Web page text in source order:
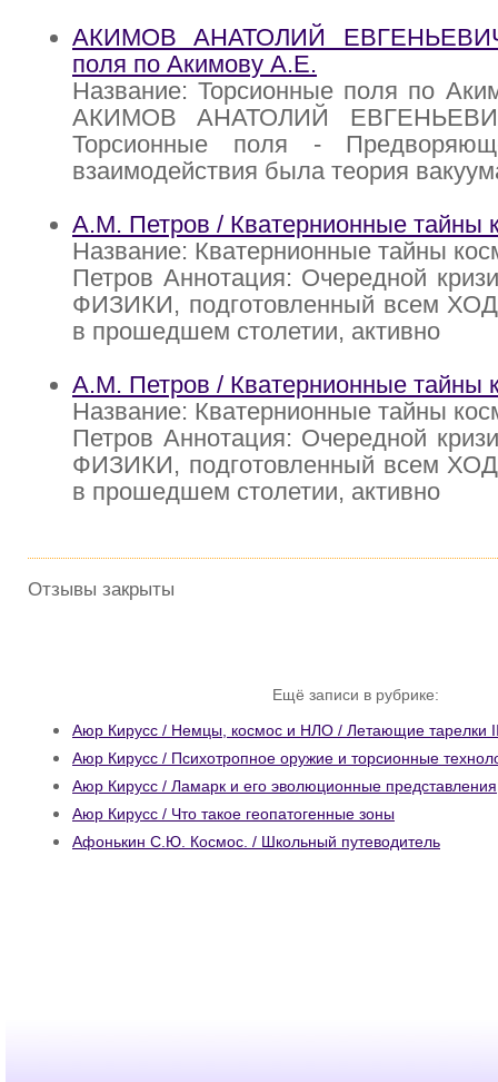
АКИМОВ АНАТОЛИЙ
поля по Акимову А.Е.
Название: Торсионные поля по
АКИМОВ АНАТОЛИЙ
Торсионные поля -
взаимодействия была теория
А.М. Петров / Кватернионные тайны
Название: Кватернионные тайны
Петров Аннотация: Очередной
ФИЗИКИ, подготовленный всем
в прошедшем столетии, активно
А.М. Петров / Кватернионные тайны
Название: Кватернионные тайны
Петров Аннотация: Очередной
ФИЗИКИ, подготовленный всем
в прошедшем столетии, активно
Отзывы закрыты
Ещё записи в рубрике:
Аюр Кирусс / Немцы, космос и НЛО / Летающие тарелки
Аюр Кирусс / Психотропное оружие и торсионные
Аюр Кирусс / Ламарк и его эволюционные представления
Аюр Кирусс / Что такое геопатогенные зоны
Афонькин С.Ю. Космос. / Школьный путеводитель